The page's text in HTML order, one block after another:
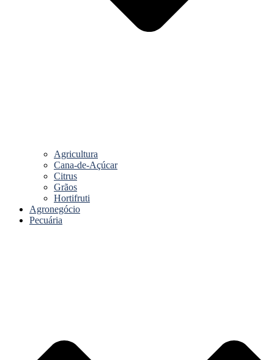
Agricultura
Cana-de-Açúcar
Citrus
Grãos
Hortifruti
Agronegócio
Pecuária